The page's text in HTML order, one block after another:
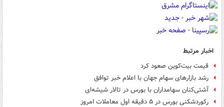
اخبار مرتبط
قیمت بیت‌کوین صعود کرد
رشد بازارهای سهام جهان با اعلام خبر توافق
آشتی‌کنان سهامداران با بورس در تالار شیشه‌ای
رکوردشکنی بورس در ۵ دقیقه اول معاملات امروز